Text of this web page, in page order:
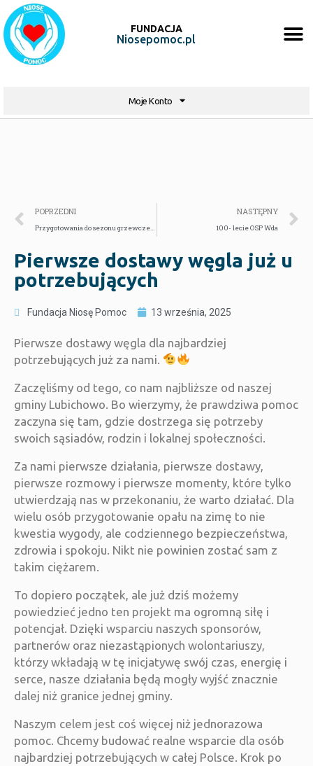
FUNDACJA
Niosepomoc.pl
Moje Konto
POPRZEDNI NASTĘPNY
100- lecie OSP Wda
Pierwsze dostawy węgla już u
potrzebujących
Fundacja Niosę Pomoc 13 września, 2025
Pierwsze dostawy węgla dla najbardziej
potrzebujących już za nami.
Zaczęliśmy od tego, co nam najbliższe od naszej
gminy Lubichowo. Bo wierzymy, że prawdziwa pomoc
zaczyna się tam, gdzie dostrzega się potrzeby
swoich sąsiadów, rodzin i lokalnej społeczności.
Za nami pierwsze działania, pierwsze dostawy,
pierwsze rozmowy i pierwsze momenty, które tylko
utwierdzają nas w przekonaniu, że warto działać. Dla
wielu osób przygotowanie opału na zimę to nie
kwestia wygody, ale codziennego bezpieczeństwa,
zdrowia i spokoju. Nikt nie powinien zostać sam z
takim ciężarem.
To dopiero początek, ale już dziś możemy
powiedzieć jedno ten projekt ma ogromną siłę i
potencjał. Dzięki wsparciu naszych sponsorów,
partnerów oraz niezastąpionych wolontariuszy,
którzy wkładają w tę inicjatywę swój czas, energię i
serce, nasze działania będą mogły wyjść znacznie
dalej niż granice jednej gminy.
Naszym celem jest coś więcej niż jednorazowa
pomoc. Chcemy budować realne wsparcie dla osób
najbardziej potrzebujących w całej Polsce. Krok po